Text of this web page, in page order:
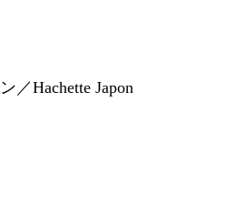
／Hachette Japon